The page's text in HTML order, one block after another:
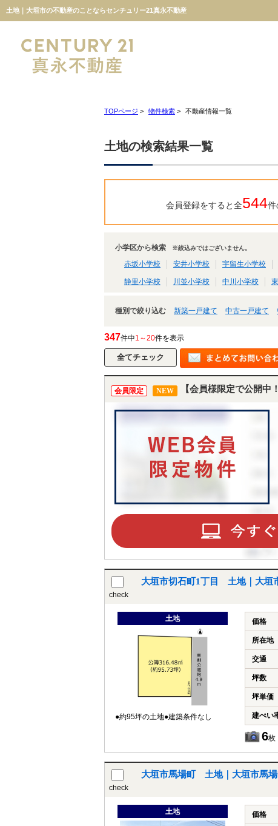
土地｜大垣市の不動産のことならセンチュリー21真永不動産
TOPページ > 物件検索 > 不動産情報一覧
土地の検索結果一覧
会員登録をすると全544件
小学区から検索 ※絞込みではございません。
赤坂小学校 安井小学校 宇留生小学校
静里小学校 川並小学校 中川小学校
種別で絞り込む 新築一戸建て 中古一戸建て
347件中1～20件を表示
会員限定 NEW 【会員様限定で公開中！
check
大垣市切石町1丁目 土地｜大垣
土地
●約95坪の土地●建築条件なし
価格
所在地
交通
坪数
坪単価
建ぺい
6
check
大垣市馬場町 土地｜大垣市馬
土地 価格